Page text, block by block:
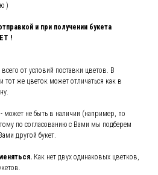
)
и при получении букета
!
от условий поставки цветов. В
тот же цветок может отличаться как в
может не быть в наличии (например, по
по согласованию с Вами мы подберем
другой букет.
Как нет двух одинаковых цветков,